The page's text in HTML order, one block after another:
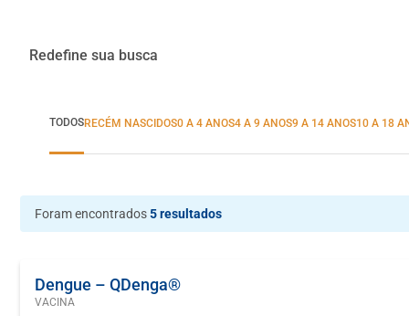
Redefine sua busca
TODOSRECÉM NASCIDOS0 A 4 ANOS4 A 9 ANOS9 A 14 ANOS10 A 18
Foram encontrados5 resultados
Dengue – QDenga®
VACINA